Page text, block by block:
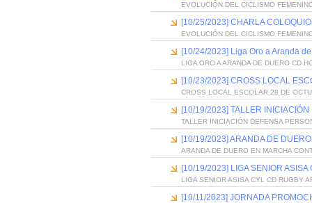
EVOLUCIÓN DEL CICLISMO
[10/25/2023] CHARLA
EVOLUCIÓN DEL CICLISMO
[10/24/2023] Liga Oro a Aranda
LIGA ORO A ARANDA DE DUERO CD
[10/23/2023] CROSS LOCAL
CROSS LOCAL ESCOLAR 28 DE
[10/19/2023] TALLER
TALLER INICIACIÓN DEFENSA
[10/19/2023] ARANDA DE
ARANDA DE DUERO EN MARCHA
[10/19/2023] LIGA SENIOR
LIGA SENIOR ASISA CYL CD RUGBY
[10/11/2023] JORNADA